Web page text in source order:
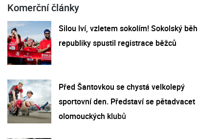
Komerční články
Silou lví, vzletem sokolím! Sokolský běh
republiky spustil registrace běžců
Před Šantovkou se chystá velkolepý
sportovní den. Představí se pětadvacet
olomouckých klubů